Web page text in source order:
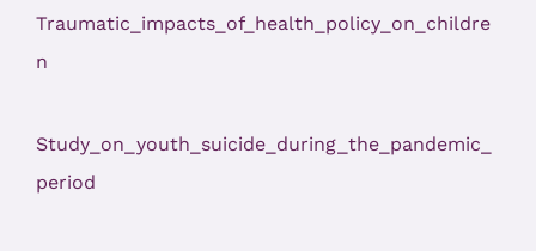
Traumatic_impacts_of_health_policy_on_childre
n
Study_on_youth_suicide_during_the_pandemic_
period